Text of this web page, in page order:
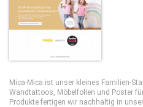
Mica-Mica ist unser kleines Familien-
Wandtattoos, Möbelfolien und Poster
Produkte fertigen wir nachhaltig in